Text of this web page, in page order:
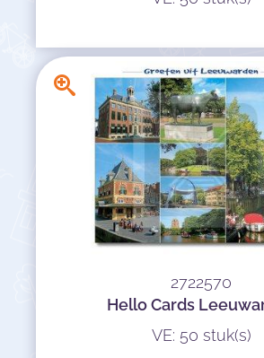
2722570
Hello Cards
VE: 50 stuk(s)